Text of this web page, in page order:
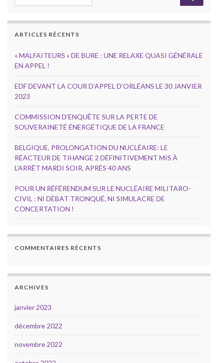
ARTICLES RÉCENTS
« MALFAITEURS » DE BURE : UNE RELAXE QUASI GÉNÉRALE
EN APPEL !
EDF DEVANT LA COUR D’APPEL D’ORLÉANS LE 30 JANVIER
2023
COMMISSION D’ENQUÊTE SUR LA PERTE DE
SOUVERAINETÉ ÉNERGÉTIQUE DE LA FRANCE
BELGIQUE, PROLONGATION DU NUCLÉAIRE: LE
RÉACTEUR DE TIHANGE 2 DÉFINITIVEMENT MIS À
L’ARRÊT MARDI SOIR, APRÈS 40 ANS
POUR UN RÉFÉRENDUM SUR LE NUCLÉAIRE MILITARO-
CIVIL : NI DÉBAT TRONQUÉ, NI SIMULACRE DE
CONCERTATION !
COMMENTAIRES RÉCENTS
ARCHIVES
janvier 2023
décembre 2022
novembre 2022